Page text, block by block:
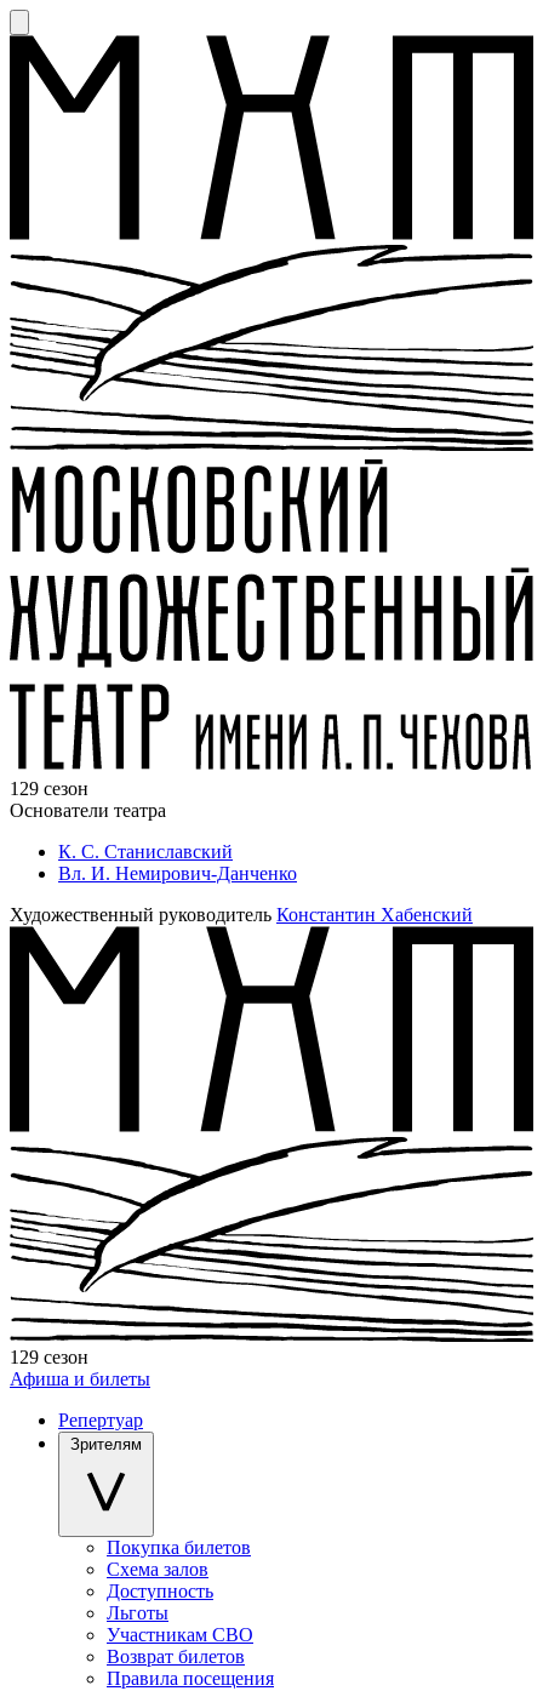
129 сезон
Основатели театра
К. С. Станиславский
Вл. И. Немирович-Данченко
Художественный руководитель Константин Хабенский
129 сезон
Афиша и билеты
Репертуар
Зрителям
Покупка билетов
Схема залов
Доступность
Льготы
Участникам СВО
Возврат билетов
Правила посещения